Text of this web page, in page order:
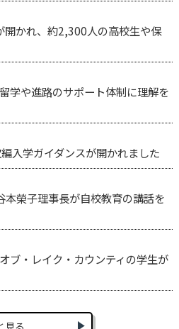
開かれ、約2,300人の高校生や保
学や進路のサポート体制に理解を
入学ガイダンスが開かれました
本榮子理事長が自校教育の講話を
ブ・レイク・カウンティの学生が